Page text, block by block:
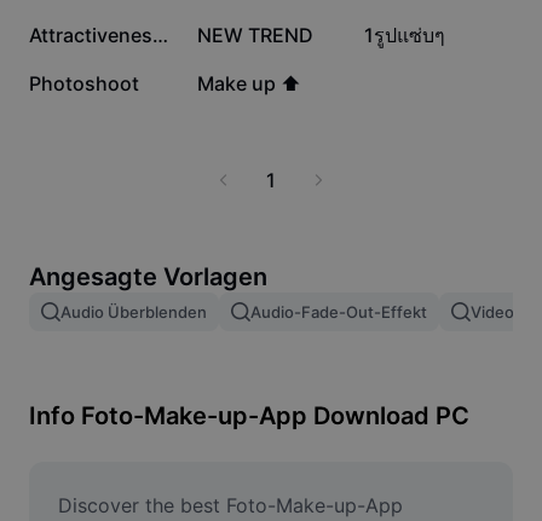
Bildhintergrund entfernen
Bildoptimierung
Online-Fotoeditor
Mehr
Dreamina Seedance 2.0 Launch
8331 AttractivenessLevel 4525
NEW TREND 3966
1รูปแซ่บๆ
2559
Photoshoot 45
Make up ⬆️
1
Angesagte Vorlagen
Audio Überblenden Audio-Fade-Out-Effekt Video
Info Foto-Make-up-App Download PC
Discover the best Foto-Make-up-App